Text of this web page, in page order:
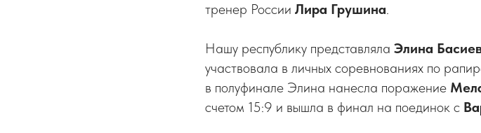
тренер России Лира Грушина.
Нашу республику представляла Элина
участвовала в личных соревнованиях по
в полуфинале Элина нанесла поражение
счетом 15:9 и вышла в финал на поединок с